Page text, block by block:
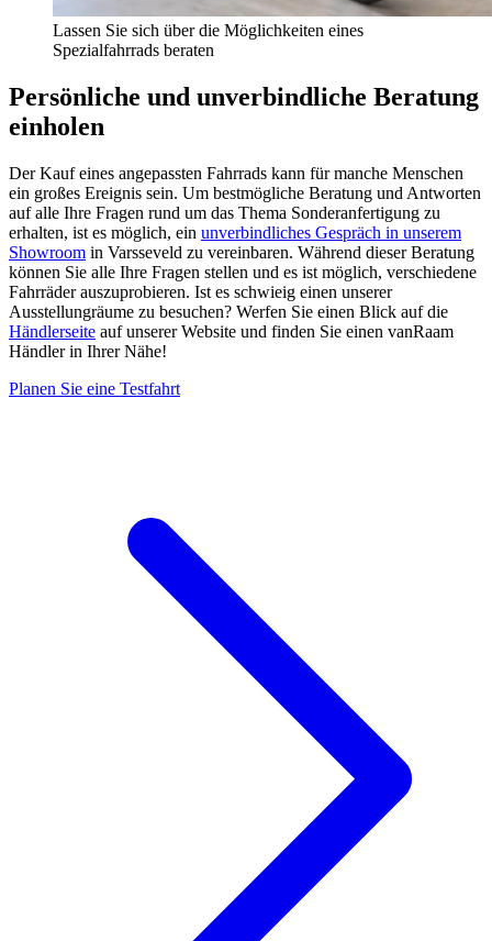
Lassen Sie sich über die Möglichkeiten eines
Spezialfahrrads beraten
Persönliche und unverbindliche Beratung
einholen
Der Kauf eines angepassten Fahrrads kann für manche Menschen
ein großes Ereignis sein. Um bestmögliche Beratung und Antworten
auf alle Ihre Fragen rund um das Thema Sonderanfertigung zu
erhalten, ist es möglich, ein unverbindliches Gespräch in unserem
Showroom in Varsseveld zu vereinbaren. Während dieser Beratung
können Sie alle Ihre Fragen stellen und es ist möglich, verschiedene
Fahrräder auszuprobieren. Ist es schwieig einen unserer
Ausstellungräume zu besuchen? Werfen Sie einen Blick auf die
Händlerseite auf unserer Website und finden Sie einen vanRaam
Händler in Ihrer Nähe!
Planen Sie eine Testfahrt